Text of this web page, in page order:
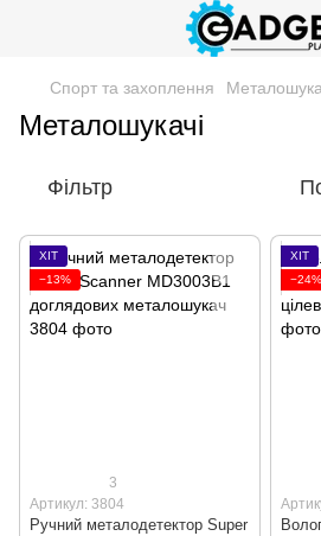
Спорт та захоплення
Металошукачі
Фільтр
ХІТ
−13%
3
Артикул: 3804
Ручний металодетектор Super
ХІТ
−24%